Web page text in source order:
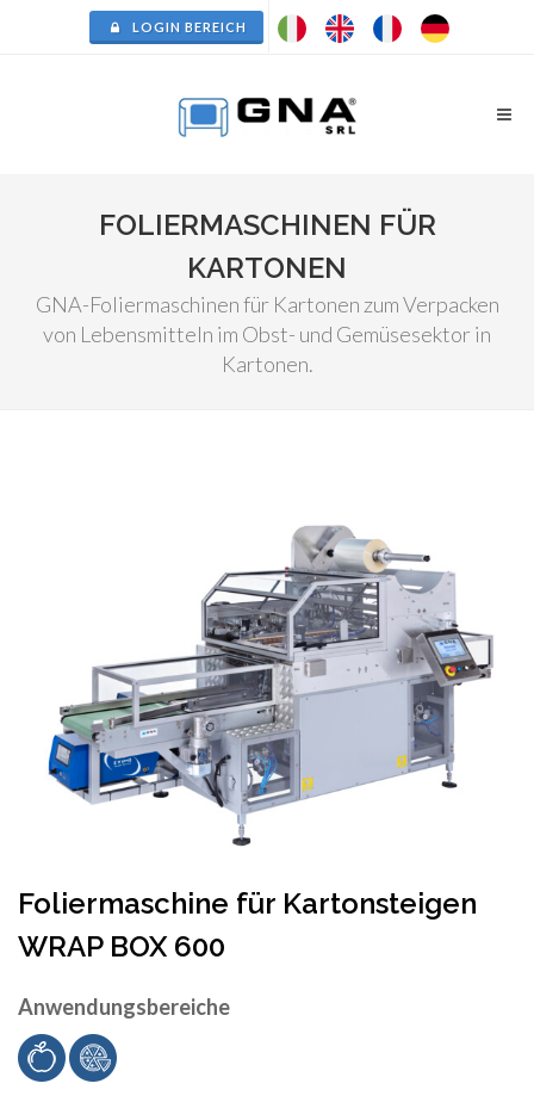
LOGIN BEREICH
FOLIERMASCHINEN FÜR
KARTONEN
GNA-Foliermaschinen für Kartonen zum Verpacken
von Lebensmitteln im Obst- und Gemüsesektor in
Kartonen.
Foliermaschine für Kartonsteigen
WRAP BOX 600
Anwendungsbereiche